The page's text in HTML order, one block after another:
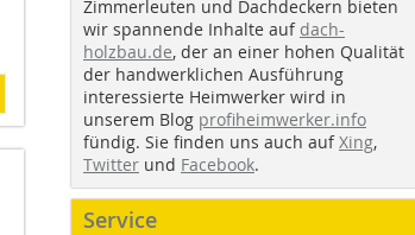
Zimmerleuten und Dachdeckern bieten
wir spannende Inhalte auf dach-
holzbau.de, der an einer hohen Qualität
der handwerklichen Ausführung
interessierte Heimwerker wird in
unserem Blog profiheimwerker.info
fündig. Sie finden uns auch aufXing,
Twitter und Facebook.
Service